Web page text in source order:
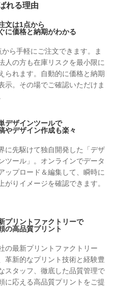
れる理由
文は1点から
に価格と納期がわかる
から手軽にご注文できます。ま
人の方も在庫リスクを最小限に
られます。自動的に価格と納期
示。その場でご確認いただけま
デザインツールで
やデザイン作成も楽々
に先駆けて独自開発した「デザ
ツール」。オンラインでデータ
ップロード＆編集して、瞬時に
がりイメージを確認できます。
プリントファクトリーで
の高品質プリント
の最新プリントファクトリー
革新的なプリント技術と経験豊
スタッフ、徹底した品質管理で
に応える高品質プリントをご提